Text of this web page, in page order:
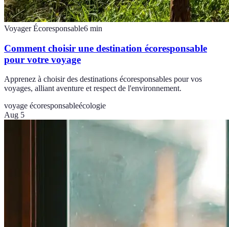
Voyager Écoresponsable6 min
Comment choisir une destination écoresponsable
pour votre voyage
Apprenez à choisir des destinations écoresponsables pour vos
voyages, alliant aventure et respect de l'environnement.
voyage écoresponsableécologie
Aug 5